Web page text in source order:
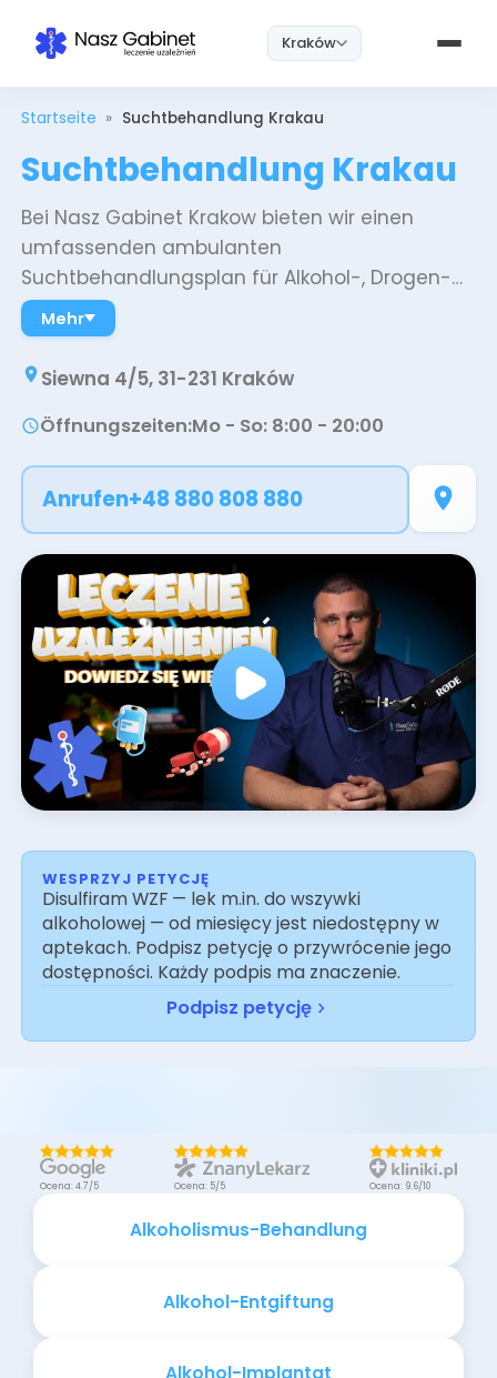
Kraków
Startseite » Suchtbehandlung Krakau
Suchtbehandlung Krakau
Bei Nasz Gabinet Krakow bieten wir einen
umfassenden ambulanten
Suchtbehandlungsplan für Alkohol-, Drogen-
und Medikamentenabhängigkeit, der moderne
Medizin mit einem individuellen Ansatz für
jeden Patienten verbindet. Das Programm
umfasst Entgiftung, Pharmakotherapie,
psychologische Unterstützung und Online-E-
Betreuung in jeder Phase der Rückkehr zur
Nüchternheit. Patienten haben Zugang zu
Konsultationen mit einem Arzt,
Suchttherapeuten und Psychiater - sowohl
persönlich in Krakow als auch online.
Vereinbaren Sie einen Termin über die E-
Registrierung und beginnen Sie noch heute mit
der professionellen Behandlung.
Mehr
Siewna 4/5, 31-231 Kraków
Öffnungszeiten:Mo - So: 8:00 - 20:00
Anrufen+48 880 808 880
WESPRZYJ PETYCJĘ
Disulfiram WZF — lek m.in. do wszywki
alkoholowej — od miesięcy jest niedostępny w
aptekach. Podpisz petycję o przywrócenie jego
dostępności. Każdy podpis ma znaczenie.
Podpisz petycję
Alkoholismus-Behandlung
Alkohol-Entgiftung
Ocena: 4.7/5 Ocena: 5/5 Ocena: 9.6/10